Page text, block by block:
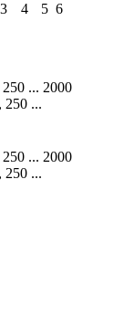
3 4 5 6
... 2000
250 ...
... 2000
250 ...